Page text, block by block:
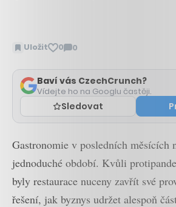
Uložit 0 0
Zobrazit
Baví vás CzechCrunch?
Vídejte ho na Googlu častěji.
Sledovat
Gastronomie v posledních měsících
jednoduché období. Kvůli
byly restaurace nuceny zavřít své
řešení, jak byznys udržet alespoň